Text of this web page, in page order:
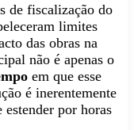
de fiscalização do
limites
das obras na
não é apenas o
em que esse
é inerentemente
por horas